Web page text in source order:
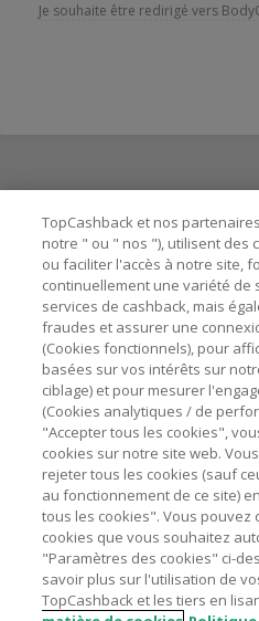
Je souhaite être redirigé vers
Besoin d'aide ?
Astuces pour économiser
A propos de
Contactez-nous
Mentions légales
Nos sites UK US CN
TopCashback et nos
notre " ou " nos "), utilisent des
ou faciliter l'accès à notre site,
continuellement une variété de
services de cashback, mais
fraudes et assurer une
(Cookies fonctionnels), pour
basées sur vos intérêts sur
ciblage) et pour mesurer
(Cookies analytiques / de
"Accepter tous les cookies",
cookies sur notre site web.
rejeter tous les cookies (sauf
au fonctionnement de ce site)
tous les cookies". Vous pouvez
cookies que vous souhaitez
"Paramètres des cookies" ci-
savoir plus sur l'utilisation de
TopCashback et les tiers en